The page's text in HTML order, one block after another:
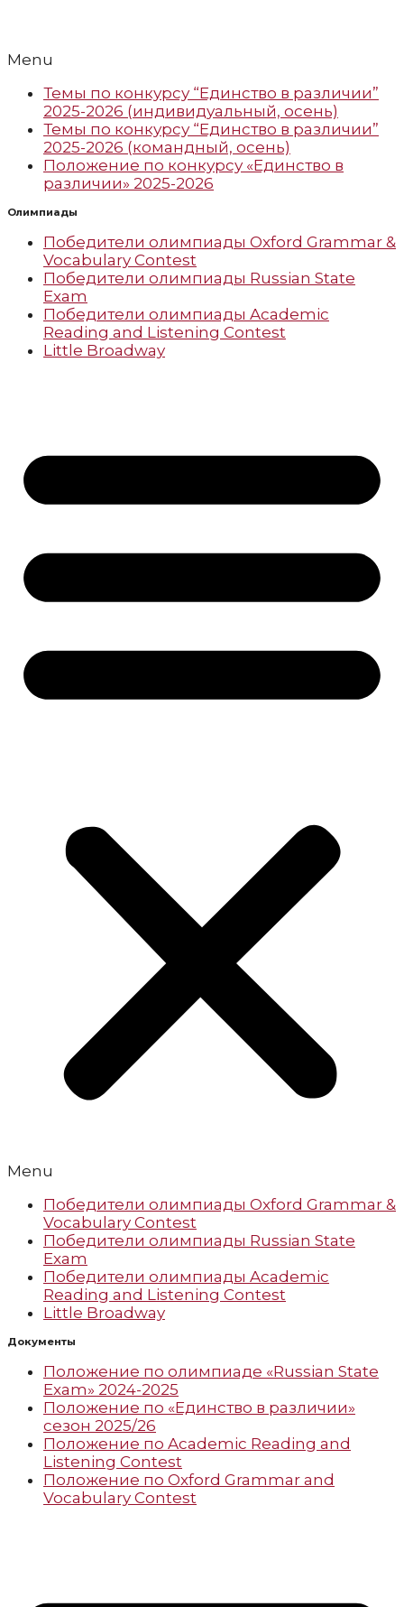
Menu
Темы по конкурсу “Единство в различии”
2025-2026 (индивидуальный, осень)
Темы по конкурсу “Единство в различии”
2025-2026 (командный, осень)
Положение по конкурсу «Единство в
различии» 2025-2026
Олимпиады
Победители олимпиады Oxford Grammar &
Vocabulary Contest
Победители олимпиады Russian State
Exam
Победители олимпиады Academic
Reading and Listening Contest
Little Broadway
Menu
Победители олимпиады Oxford Grammar &
Vocabulary Contest
Победители олимпиады Russian State
Exam
Победители олимпиады Academic
Reading and Listening Contest
Little Broadway
Документы
Положение по олимпиаде «Russian State
Exam» 2024-2025
Положение по «Единство в различии»
сезон 2025/26
Положение по Academic Reading and
Listening Contest
Положение по Oxford Grammar and
Vocabulary Contest